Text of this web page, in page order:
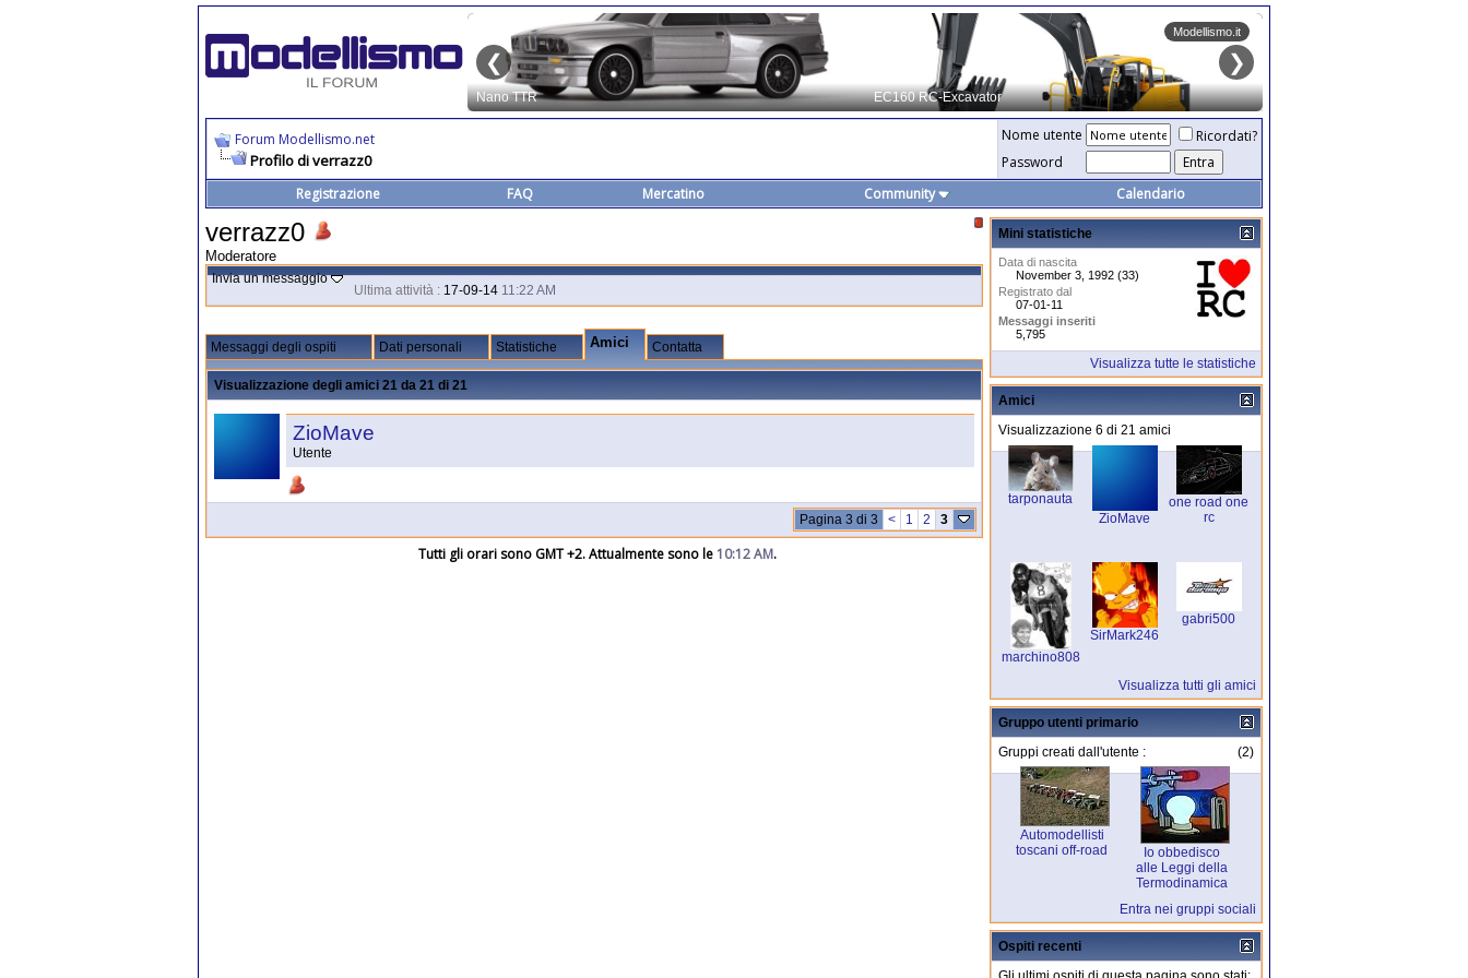
Forum Modellismo.net
Profilo di verrazz0
Nome utente
Ricordati?
Password
Registrazione
FAQ Mercatino Community Calendario
verrazz0
Moderatore
Invia un messaggio
Ultima attività : 17-09-14 11:22 AM
Messaggi degli ospiti Dati personali Statistiche Amici Contatta
Visualizzazione degli amici 21 da 21 di 21
ZioMave
Utente
Pagina 3 di 3 < 1 2 3
Mini statistiche
Data di nascita
November 3, 1992 (33)
Registrato dal
07-01-11
Messaggi inseriti
5,795
Visualizza tutte le statistiche
Amici
Visualizzazione 6 di 21 amici
tarponauta
ZioMave
one road one
rc
marchino808
SirMark246
gabri500
Visualizza tutti gli amici
Gruppo utenti primario
(2)
Gruppi creati dall'utente :
Automodellisti
toscani off-road
Io obbedisco
alle Leggi della
Termodinamica
Entra nei gruppi sociali
Ospiti recenti
Tutti gli orari sono GMT +2. Attualmente sono le10:12 AM.